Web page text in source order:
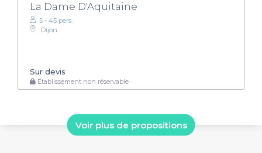
La Dame D'Aquitaine
5 - 45 pers.
Dijon
Sur devis
Établissement non réservable
Voir plus de propositions